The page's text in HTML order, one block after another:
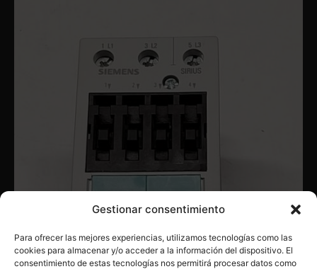
Gestionar consentimiento
Para ofrecer las mejores experiencias, utilizamos tecnologías como las
cookies para almacenar y/o acceder a la información del dispositivo. El
consentimiento de estas tecnologías nos permitirá procesar datos como